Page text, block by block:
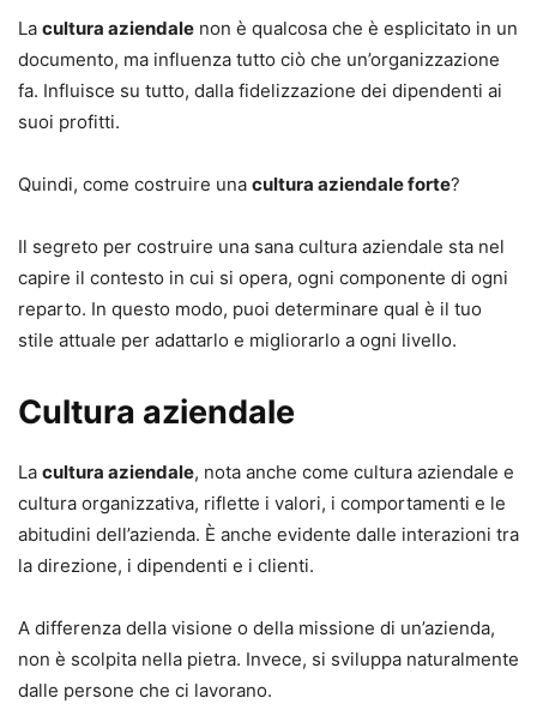
La cultura aziendale non è qualcosa che è esplicitato in un
documento, ma influenza tutto ciò che un’organizzazione
fa. Influisce su tutto, dalla fidelizzazione dei dipendenti ai
suoi profitti.
Quindi, come costruire una cultura aziendale forte?
Il segreto per costruire una sana cultura aziendale sta nel
capire il contesto in cui si opera, ogni componente di ogni
reparto. In questo modo, puoi determinare qual è il tuo
stile attuale per adattarlo e migliorarlo a ogni livello.
Cultura aziendale
La cultura aziendale, nota anche come cultura aziendale e
cultura organizzativa, riflette i valori, i comportamenti e le
abitudini dell’azienda. È anche evidente dalle interazioni tra
la direzione, i dipendenti e i clienti.
A differenza della visione o della missione di un’azienda,
non è scolpita nella pietra. Invece, si sviluppa naturalmente
dalle persone che ci lavorano.